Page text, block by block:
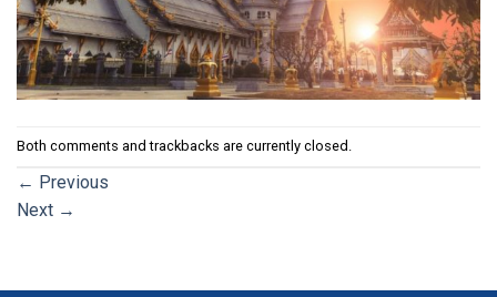
Both comments and trackbacks are currently closed.
← Previous
Next →